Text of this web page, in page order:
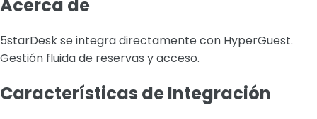
Acerca de
5starDesk se integra directamente con HyperGuest.
Gestión fluida de reservas y acceso.
Características de Integración